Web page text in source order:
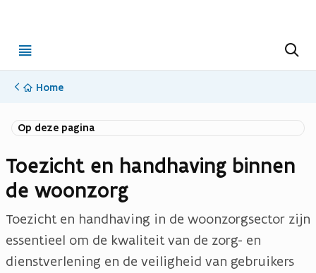
menu
Home
Op deze pagina
Toezicht en handhaving binnen
de woonzorg
Toezicht en handhaving in de woonzorgsector zijn
essentieel om de kwaliteit van de zorg- en
dienstverlening en de veiligheid van gebruikers